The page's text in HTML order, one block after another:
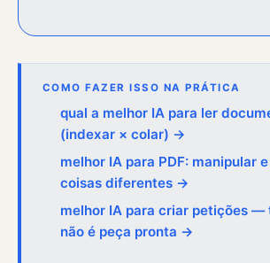
COMO FAZER ISSO NA PRÁTICA
qual a melhor IA para ler
(indexar × colar) →
melhor IA para PDF: manipular
coisas diferentes →
melhor IA para criar petições —
não é peça pronta →